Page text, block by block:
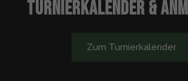
Turnierkalender &
Zum Turnierkalender